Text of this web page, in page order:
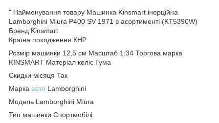
" Найменування товару Машинка Kinsmart інерційна
Lamborghini Miura P400 SV 1971 в асортименті (KT5390W)
Бренд Kinsmart
Країна походження КНР
Розмір машинки 12,5 см Масштаб 1:34 Торгова марка
KINSMART Матеріал коліс Гума
Скидки місяця Так
Марка авто Lamborghini
Модель Lamborghini Miura
Тип машинки Спортмобілі